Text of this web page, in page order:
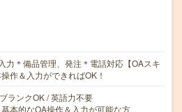
力＊備品管理、発注＊電話対応【OAスキ
作＆入力ができればOK！
ランクOK / 英語力不要
本的なOA操作＆入力が可能な方